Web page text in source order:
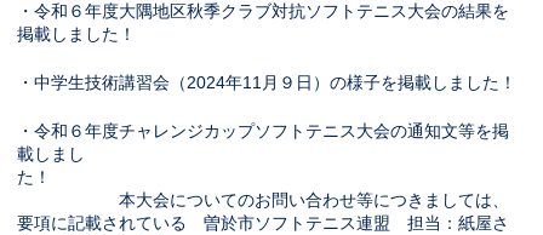
・令和６年度大隅地区秋季クラブ対抗ソフトテニス大会の結果を
掲載しました！
・中学生技術講習会（2024年11月９日）の様子を掲載しました！
・令和６年度チャレンジカップソフトテニス大会の通知文等を掲
載しまし
た！
本大会についてのお問い合わせ等につきましては、
要項に記載されている 曽於市ソフトテニス連盟 担当：紙屋さ